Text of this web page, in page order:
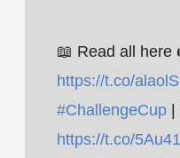
📖 Read all here
https://t.co/
#ChallengeCup |
https://t.co/